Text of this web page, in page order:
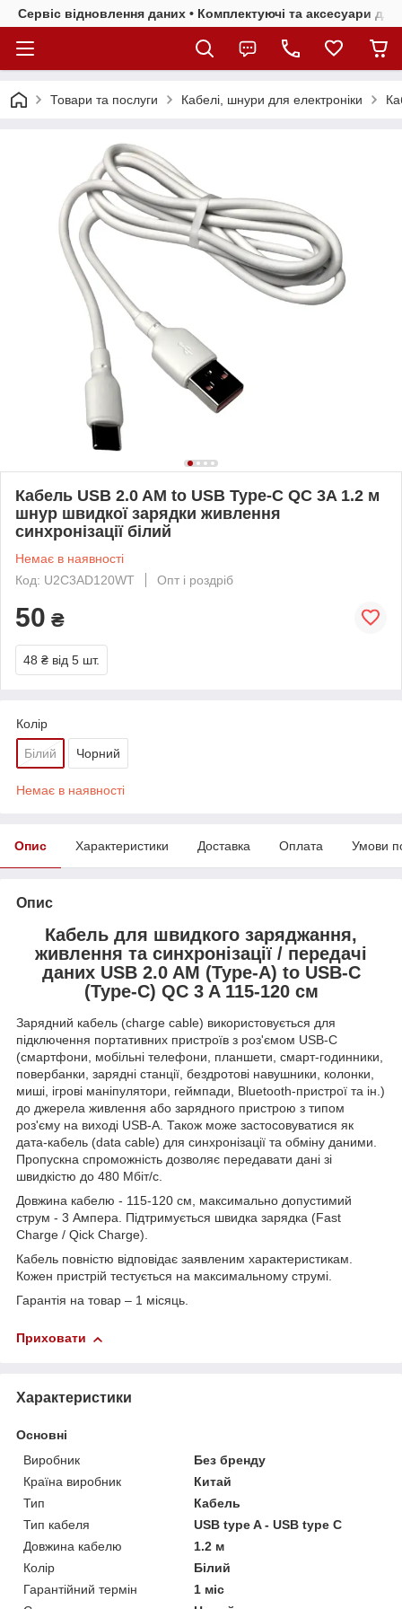
Сервіс відновлення даних • Комплектуючі та аксесуари
Товари та послуги Кабелі, шнури для електроніки
Кабель USB 2.0 AM to USB Type-C QC 3A 1.2 м
шнур швидкої зарядки живлення
синхронізації білий
Немає в наявності
Код: U2C3AD120WT
Опт і роздріб
50 ₴
48 ₴ від 5 шт.
Колір
Білий Чорний
Немає в наявності
Опис Характеристики Доставка Оплата Умови
Опис
Кабель для швидкого заряджання,
живлення та синхронізації / передачі
даних USB 2.0 AM (Type-A) to USB-C
(Type-C) QC 3 A 115-120 см
Зарядний кабель (charge cable) використовується для
підключення портативних пристроїв з роз'ємом USB-C
(смартфони, мобільні телефони, планшети, смарт-годинники,
повербанки, зарядні станції, бездротові навушники, колонки,
миші, ігрові маніпулятори, геймпади, Bluetooth-пристрої та ін.)
до джерела живлення або зарядного пристрою з типом
роз'єму на виході USB-A. Також може застосовуватися як
дата-кабель (data cable) для синхронізації та обміну даними.
Пропускна спроможність дозволяє передавати дані зі
швидкістю до 480 Мбіт/с.
Довжина кабелю - 115-120 см, максимально допустимий
струм - 3 Ампера. Підтримується швидка зарядка (Fast
Charge / Qick Charge).
Кабель повністю відповідає заявленим характеристикам.
Кожен пристрій тестується на максимальному струмі.
Гарантія на товар – 1 місяць.
Приховати
Характеристики
Основні
Виробник
Без бренду
Країна виробник
Китай
Тип
Кабель
Тип кабеля
USB type A - USB type C
Довжина кабелю
1.2 м
Колір
Білий
Гарантійний термін
1 міс